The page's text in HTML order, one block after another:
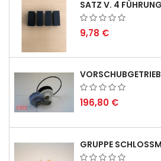
9,78 €
196,80 €